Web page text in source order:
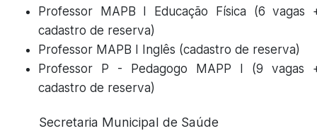
Professor MAPB I Educação Física (6 vagas
cadastro de reserva)
Professor MAPB I Inglês (cadastro de reserva)
Professor P - Pedagogo MAPP I (9 vagas
cadastro de reserva)
Secretaria Municipal de Saúde